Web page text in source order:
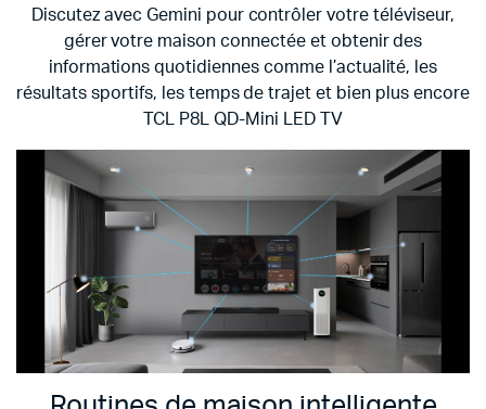
Discutez avec Gemini pour contrôler votre téléviseur,
gérer votre maison connectée et obtenir des
informations quotidiennes comme l’actualité, les
résultats sportifs, les temps de trajet et bien plus encore
TCL P8L QD-Mini LED TV